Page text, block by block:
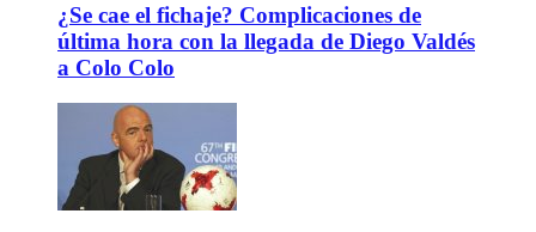
¿Se cae el fichaje? Complicaciones de
última hora con la llegada de Diego Valdés
a Colo Colo